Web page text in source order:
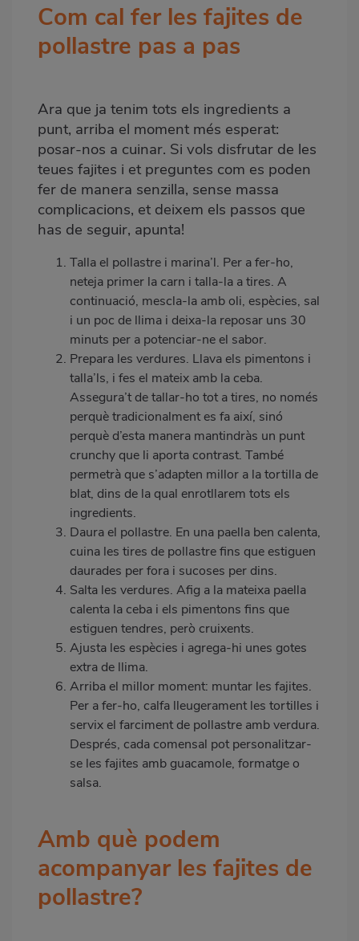
Com cal fer les fajites de
pollastre pas a pas
Ara que ja tenim tots els ingredients a
punt, arriba el moment més esperat:
posar-nos a cuinar. Si vols disfrutar de les
teues fajites i et preguntes com es poden
fer de manera senzilla, sense massa
complicacions, et deixem els passos que
has de seguir, apunta!
Talla el pollastre i marina’l. Per a fer-ho,
neteja primer la carn i talla-la a tires. A
continuació, mescla-la amb oli, espècies, sal
i un poc de llima i deixa-la reposar uns 30
minuts per a potenciar-ne el sabor.
Prepara les verdures. Llava els pimentons i
talla’ls, i fes el mateix amb la ceba.
Assegura’t de tallar-ho tot a tires, no només
perquè tradicionalment es fa així, sinó
perquè d’esta manera mantindràs un punt
crunchy que li aporta contrast. També
permetrà que s’adapten millor a la tortilla de
blat, dins de la qual enrotllarem tots els
ingredients.
Daura el pollastre. En una paella ben calenta,
cuina les tires de pollastre fins que estiguen
daurades per fora i sucoses per dins.
Salta les verdures. Afig a la mateixa paella
calenta la ceba i els pimentons fins que
estiguen tendres, però cruixents.
Ajusta les espècies i agrega-hi unes gotes
extra de llima.
Arriba el millor moment: muntar les fajites.
Per a fer-ho, calfa lleugerament les tortilles i
servix el farciment de pollastre amb verdura.
Després, cada comensal pot personalitzar-
se les fajites amb guacamole, formatge o
salsa.
Amb què podem
acompanyar les fajites de
pollastre?